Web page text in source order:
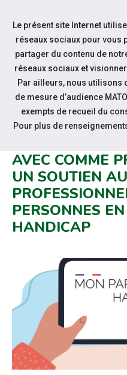
Aller au contenu
Notre actualité
LANCEMENT
AVEC COMME
UN SOUTIEN
PERSONNES
HANDICAP
Le présent site Internet
réseaux sociaux pour vous
partager du contenu de
réseaux sociaux et
Par ailleurs, nous utilisons
de mesure d’audience
exempts de recueil du
Pour plus de